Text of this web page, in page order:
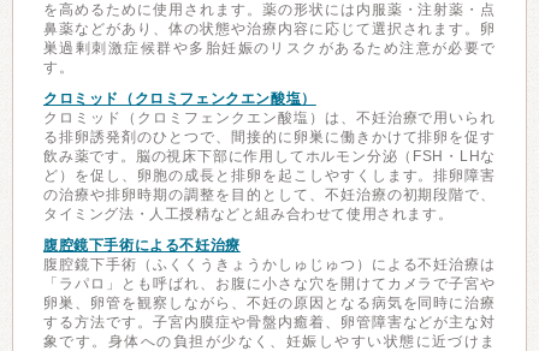
を高めるために使用されます。薬の形状には内服薬・注射薬・点
鼻薬などがあり、体の状態や治療内容に応じて選択されます。卵
巣過剰刺激症候群や多胎妊娠のリスクがあるため注意が必要で
す。
クロミッド（クロミフェンクエン酸塩）
クロミッド（クロミフェンクエン酸塩）は、不妊治療で用いられ
る排卵誘発剤のひとつで、間接的に卵巣に働きかけて排卵を促す
飲み薬です。脳の視床下部に作用してホルモン分泌（FSH・LHな
ど）を促し、卵胞の成長と排卵を起こしやすくします。排卵障害
の治療や排卵時期の調整を目的として、不妊治療の初期段階で、
タイミング法・人工授精などと組み合わせて使用されます。
腹腔鏡下手術による不妊治療
腹腔鏡下手術（ふくくうきょうかしゅじゅつ）による不妊治療は
「ラパロ」とも呼ばれ、お腹に小さな穴を開けてカメラで子宮や
卵巣、卵管を観察しながら、不妊の原因となる病気を同時に治療
する方法です。子宮内膜症や骨盤内癒着、卵管障害などが主な対
象です。身体への負担が少なく、妊娠しやすい状態に近づけま